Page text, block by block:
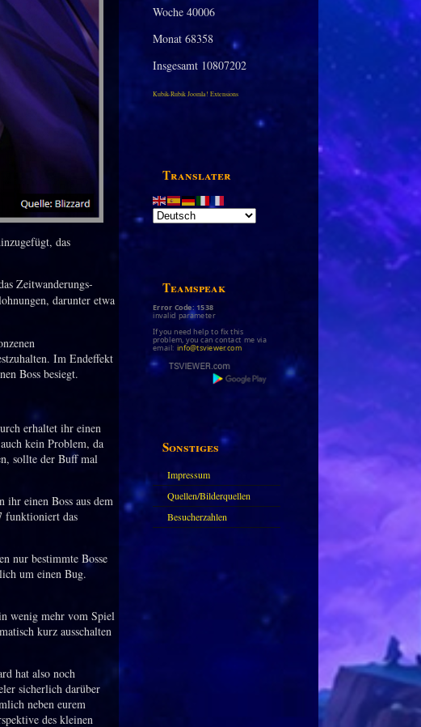
Woche40006
Monat68358
Insgesamt 10807202
Kubik-Rubik Joomla! Extensions
Translater
Teamspeak
Error Code: 1538
invalid parameter
If you need help to fix this
problem, you can contact me via
email: info@tsviewer.com
Sonstiges
Impressum
Quellen/Bilderquellen
Besucherzahlen
das
Zeitwanderungs-
darunter etwa
Im Endeffekt
Boss besiegt.
erhaltet ihr einen
kein Problem, da
sollte der Buff mal
ihr einen Boss aus dem
funktioniert das
nur bestimmte Bosse
um einen Bug.
wenig mehr vom Spiel
kurz ausschalten
hat also noch
sicherlich darüber
neben eurem
des kleinen